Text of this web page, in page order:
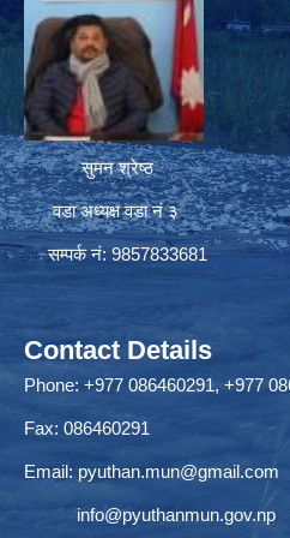
सुमन श्रेष्ठ
वडा अध्यक्ष वडा नं ३
सम्पर्क नं: 9857833681
Contact Details
Phone: +977 086460291, +977
Fax: 086460291
Email: pyuthan.mun@gmail.com
info@pyuthanmun.gov.np